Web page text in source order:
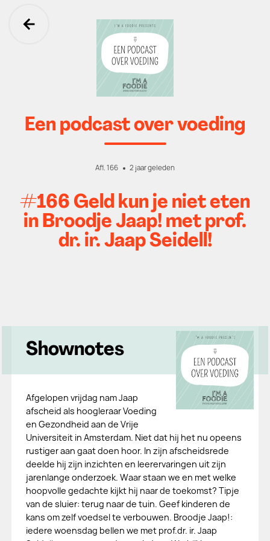
Ga terug
Een podcast over voeding
Afl. 166 2 jaar geleden
#166 Geld kun je niet eten
in Broodje Jaap! met prof.
dr. ir. Jaap Seidell!
Shownotes
Afgelopen vrijdag nam Jaap
afscheid als hoogleraar Voeding
en Gezondheid aan de Vrije
Universiteit in Amsterdam. Niet dat hij het nu opeens
rustiger aan gaat doen hoor. In zijn afscheidsrede
deelde hij zijn inzichten en leerervaringen uit zijn
jarenlange onderzoek. Waar staan we en met welke
hoopvolle gedachte kijkt hij naar de toekomst? Tipje
van de sluier: terug naar de tuin. Geef kinderen de
kans om zelf voedsel te verbouwen. Broodje Jaap!:
iedere woensdag bellen we met prof.dr. ir. Jaap